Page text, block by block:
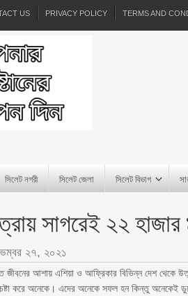
US PRIVACY POLICY TERMS AND
সিলেট নগরী সিলেট জেলা সিলেট বিভাগ
সাগরেই ২২
২৭, ২০২১
জীবনের আশায় এশিয়া ও আফ্রিকার বিভিন্ন দেশ থেকে
করে অনেকে। এদের অনেকে সফল হন কিন্তু অনেকেই